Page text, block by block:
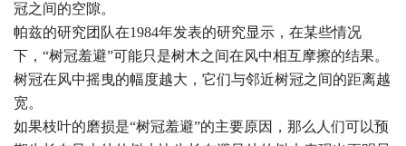
冠之间的空隙。
帕兹的研究团队在1984年发表的研究显示，在某些情况
下，“树冠羞避”可能只是树木之间在风中相互摩擦的结果。
树冠在风中摇曳的幅度越大，它们与邻近树冠之间的距离越
宽。
如果枝叶的磨损是“树冠羞避”的主要原因，那么人们可以预